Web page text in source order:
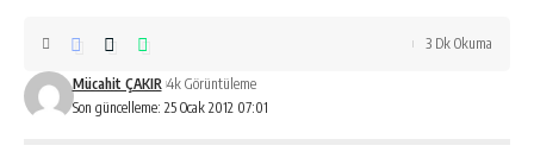
Son güncelleme: 25 Ocak 2012 07:01
Mücahit ÇAKIR 4k Görüntüleme
3 Dk Okuma